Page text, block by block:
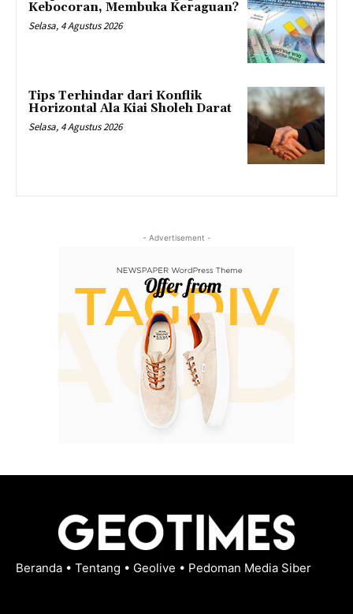
Kebocoran, Membuka Keraguan?
Selasa, 4 Agustus 2026
Tips Terhindar dari Konflik
Horizontal Ala Kiai Sholeh Darat
Selasa, 4 Agustus 2026
- Advertisement -
Beranda • Tentang • Geolive • Pedoman Media Siber